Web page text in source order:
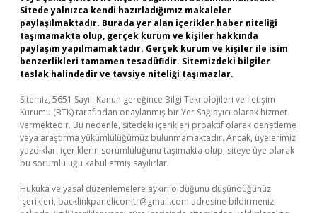
Sitede yalnızca kendi hazırladığımız makaleler
paylaşılmaktadır. Burada yer alan içerikler haber niteliği
taşımamakta olup, gerçek kurum ve kişiler hakkında
paylaşım yapılmamaktadır. Gerçek kurum ve kişiler ile isim
benzerlikleri tamamen tesadüfidir. Sitemizdeki bilgiler
taslak halindedir ve tavsiye niteliği taşımazlar.
Sitemiz, 5651 Sayılı Kanun gereğince Bilgi Teknolojileri ve İletişim
Kurumu (BTK) tarafından onaylanmış bir Yer Sağlayıcı olarak hizmet
vermektedir. Bu nedenle, sitedeki içerikleri proaktif olarak denetleme
veya araştırma yükümlülüğümüz bulunmamaktadır. Ancak, üyelerimiz
yazdıkları içeriklerin sorumluluğunu taşımakta olup, siteye üye olarak
bu sorumluluğu kabul etmiş sayılırlar.
Hukuka ve yasal düzenlemelere aykırı olduğunu düşündüğünüz
içerikleri, backlinkpanelicomtr@gmail.com adresine bildirmeniz